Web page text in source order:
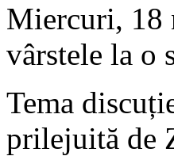
Miercuri, 18
vârstele la o
Tema
prilejuită de